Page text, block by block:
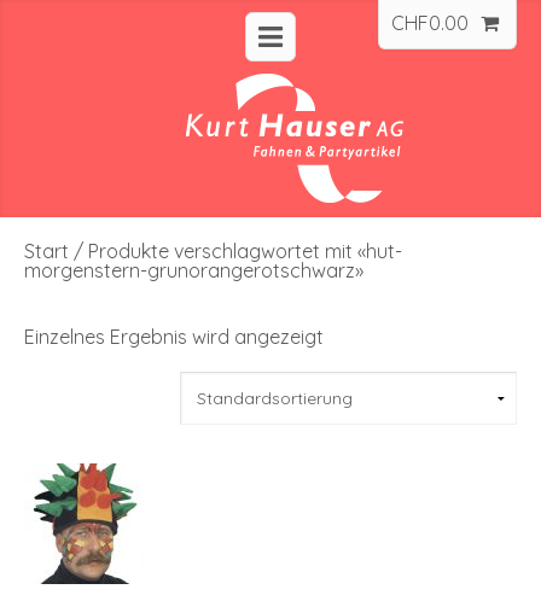
CHF0.00
Start / Produkte verschlagwortet mit «hut-
morgenstern-grunorangerotschwarz»
Einzelnes Ergebnis wird angezeigt